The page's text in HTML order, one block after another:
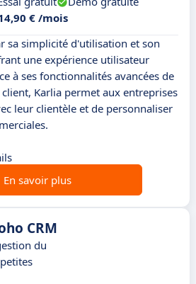
€ /mois
sa simplicité d'utilisation et son
une expérience utilisateur
à ses fonctionnalités avancées de
Karlia permet aux entreprises
leur clientèle et de personnaliser
En savoir plus
CRM
du